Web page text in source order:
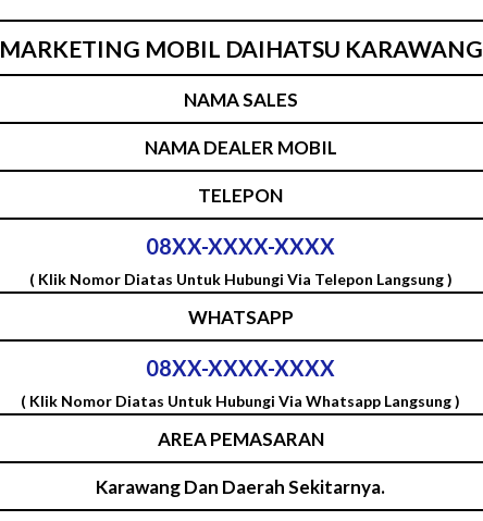
MARKETING MOBIL DAIHATSU KARAWANG
NAMA SALES
NAMA DEALER MOBIL
TELEPON
08XX-XXXX-XXXX
( Klik Nomor Diatas Untuk Hubungi Via Telepon Langsung )
WHATSAPP
08XX-XXXX-XXXX
( Klik Nomor Diatas Untuk Hubungi Via Whatsapp Langsung )
AREA PEMASARAN
Karawang Dan Daerah Sekitarnya.